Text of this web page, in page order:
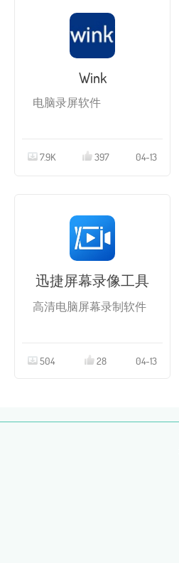
Wink
电脑录屏软件
7.9K 397 04-13
迅捷屏幕录像工具
高清电脑屏幕录制软件
504 28 04-13